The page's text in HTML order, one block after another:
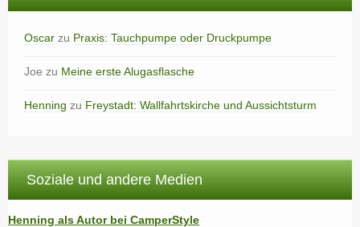
Oscar zu Praxis: Tauchpumpe oder Druckpumpe
Joe zu Meine erste Alugasflasche
Henning zu Freystadt: Wallfahrtskirche und Aussichtsturm
Soziale und andere Medien
Henning als Autor bei CamperStyle